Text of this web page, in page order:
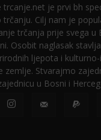
je prvi bh
Cilj nam je
trčanja prije svega u
Osobit naglasak
ljepota i
zemlje. Stvarajmo
u Bosni i